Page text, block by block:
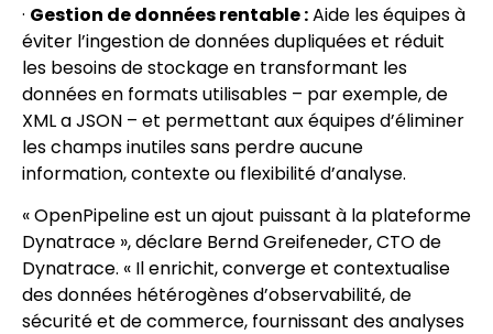
· Gestion de données rentable :Aide les équipes à
éviter l’ingestion de données dupliquées et réduit
les besoins de stockage en transformant les
données en formats utilisables – par exemple, de
XML a JSON – et permettant aux équipes d’éliminer
les champs inutiles sans perdre aucune
information, contexte ou flexibilité d’analyse.
« OpenPipeline est un ajout puissant à la plateforme
Dynatrace », déclare Bernd Greifeneder, CTO de
Dynatrace. « Il enrichit, converge et contextualise
des données hétérogènes d’observabilité, de
sécurité et de commerce, fournissant des analyses